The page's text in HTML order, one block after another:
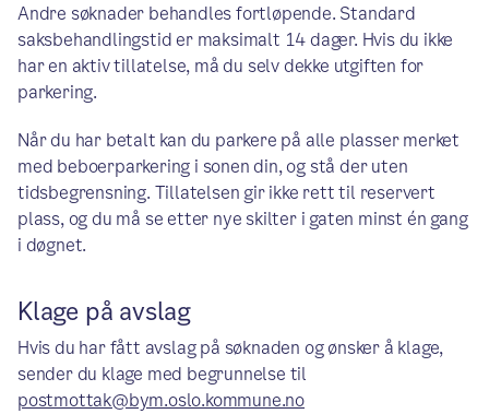
Andre søknader behandles fortløpende. Standard
saksbehandlingstid er maksimalt 14 dager. Hvis du ikke
har en aktiv tillatelse, må du selv dekke utgiften for
parkering.
Når du har betalt kan du parkere på alle plasser merket
med beboerparkering i sonen din, og stå der uten
tidsbegrensning. Tillatelsen gir ikke rett til reservert
plass, og du må se etter nye skilter i gaten minst én gang
i døgnet.
Klage på avslag
Hvis du har fått avslag på søknaden og ønsker å klage,
sender du klage med begrunnelse til
postmottak@bym.oslo.kommune.no